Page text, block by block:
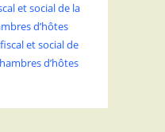
et social de la
d’hôtes
et social de
d’hôtes